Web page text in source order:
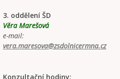
3. oddělení ŠD
Věra Marešová
e-mail:
vera.maresova@zsdolnicermna.cz
Konzultační hodiny: